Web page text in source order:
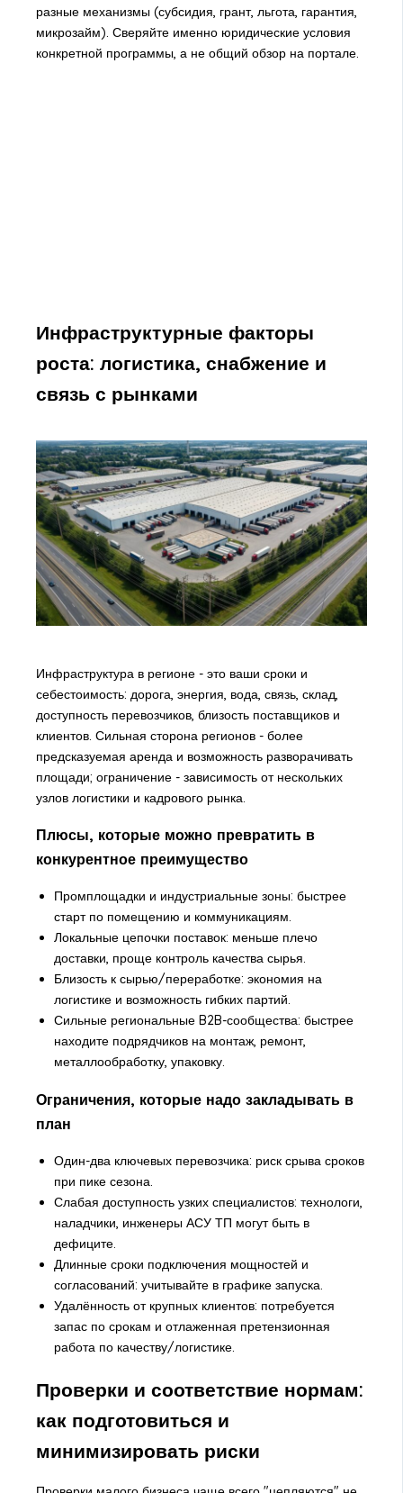
разные механизмы (субсидия, грант, льгота, гарантия,
микрозайм). Сверяйте именно юридические условия
конкретной программы, а не общий обзор на портале.
Инфраструктурные факторы
роста: логистика, снабжение и
связь с рынками
Инфраструктура в регионе - это ваши сроки и
себестоимость: дорога, энергия, вода, связь, склад,
доступность перевозчиков, близость поставщиков и
клиентов. Сильная сторона регионов - более
предсказуемая аренда и возможность разворачивать
площади; ограничение - зависимость от нескольких
узлов логистики и кадрового рынка.
Плюсы, которые можно превратить в
конкурентное преимущество
Промплощадки и индустриальные зоны: быстрее
старт по помещению и коммуникациям.
Локальные цепочки поставок: меньше плечо
доставки, проще контроль качества сырья.
Близость к сырью/переработке: экономия на
логистике и возможность гибких партий.
Сильные региональные B2B-сообщества: быстрее
находите подрядчиков на монтаж, ремонт,
металлообработку, упаковку.
Ограничения, которые надо закладывать в
план
Один-два ключевых перевозчика: риск срыва сроков
при пике сезона.
Слабая доступность узких специалистов: технологи,
наладчики, инженеры АСУ ТП могут быть в
дефиците.
Длинные сроки подключения мощностей и
согласований: учитывайте в графике запуска.
Удалённость от крупных клиентов: потребуется
запас по срокам и отлаженная претензионная
работа по качеству/логистике.
Проверки и соответствие нормам:
как подготовиться и
минимизировать риски